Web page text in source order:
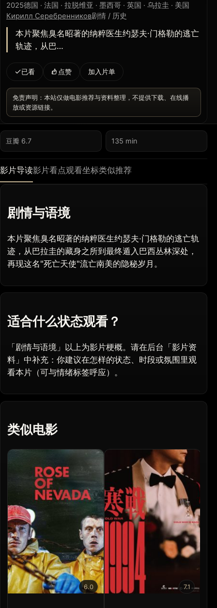
2025德国 · 法国 · 拉脱维亚 · 墨西哥 · 英国 · 乌拉圭 · 美国
Кирилл Серебренников剧情 / 历史
本片聚焦臭名昭著的纳粹医生约瑟夫·门格勒的逃亡
轨迹，从巴…
已看 点赞 加入片单
免责声明：本站仅做电影推荐与资料整理，不提供下载、在线播
放或资源链接。
豆瓣 6.7 135 min
影片导读影片看点观看坐标类似推荐
剧情与语境
本片聚焦臭名昭著的纳粹医生约瑟夫·门格勒的逃亡轨
迹，从巴拉圭的藏身之所到最终遁入巴西丛林深处，
再现这名"死亡天使"流亡南美的隐秘岁月。
适合什么状态观看？
「剧情与语境」以上为影片梗概。请在后台「影片资
料」中补充：你建议在怎样的状态、时段或氛围里观
看本片（可与情绪标签呼应）。
类似电影
6.0 7.1